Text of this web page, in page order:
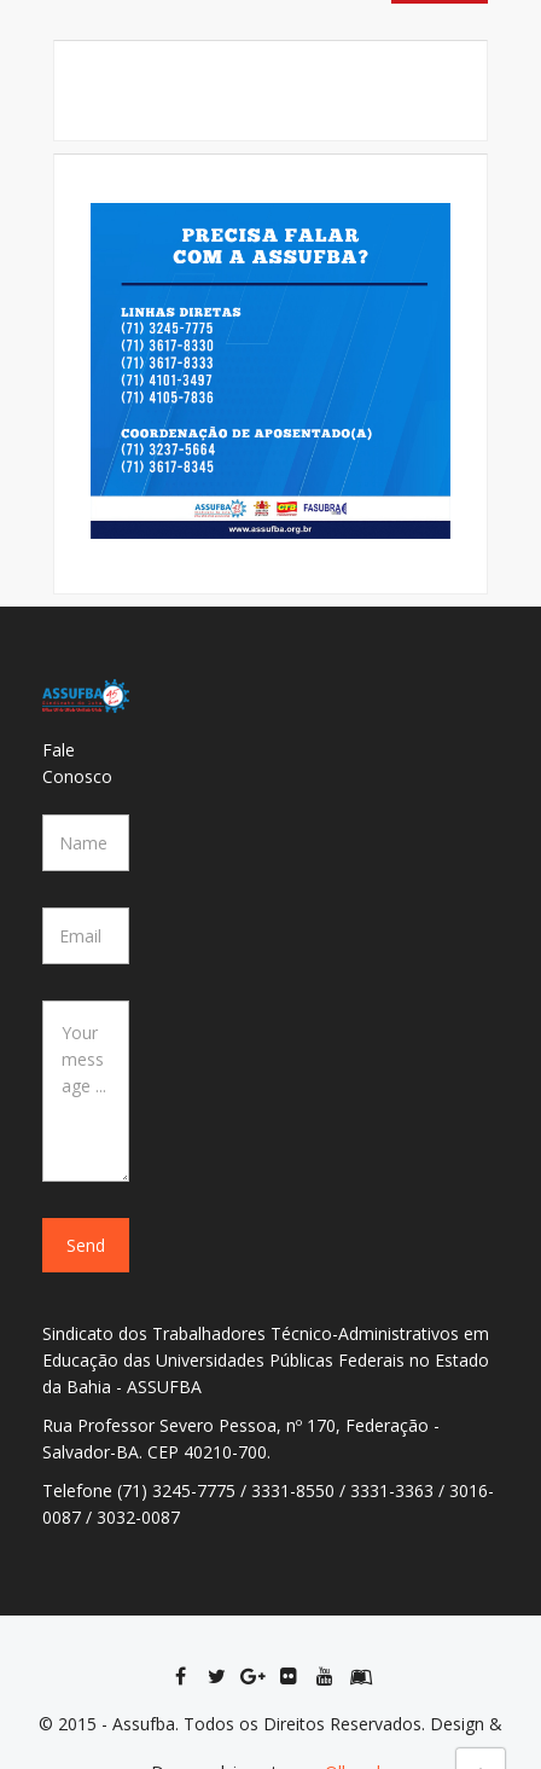
Fale
Conosco
Sindicato dos Trabalhadores Técnico-Administrativos em
Educação das Universidades Públicas Federais no Estado
da Bahia - ASSUFBA
Rua Professor Severo Pessoa, nº 170, Federação -
Salvador-BA. CEP 40210-700.
Telefone (71) 3245-7775 / 3331-8550 / 3331-3363 / 3016-
0087 / 3032-0087
© 2015 - Assufba. Todos os Direitos Reservados. Design &